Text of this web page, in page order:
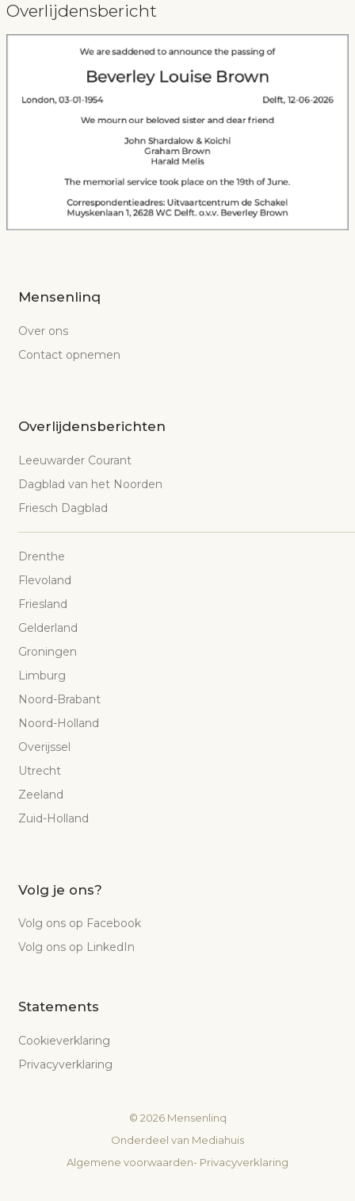
Overlijdensbericht
Mensenlinq
Over ons
Contact opnemen
Overlijdensberichten
Leeuwarder Courant
Dagblad van het Noorden
Friesch Dagblad
Drenthe
Flevoland
Friesland
Gelderland
Groningen
Limburg
Noord-Brabant
Noord-Holland
Overijssel
Utrecht
Zeeland
Zuid-Holland
Volg je ons?
Volg ons op Facebook
Volg ons op LinkedIn
Statements
Cookieverklaring
Privacyverklaring
© 2026Mensenlinq
Onderdeel van Mediahuis
Algemene voorwaarden- Privacyverklaring